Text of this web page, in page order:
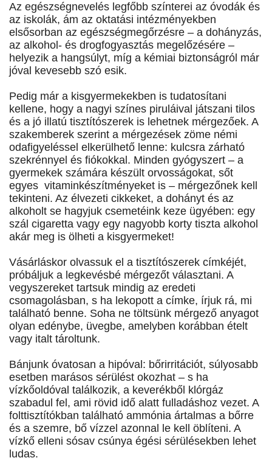
Az egészségnevelés legfőbb színterei az óvodák és
az iskolák, ám az oktatási intézményekben
elsősorban az egészségmegőrzésre – a dohányzás,
az alkohol- és drogfogyasztás megelőzésére –
helyezik a hangsúlyt, míg a kémiai biztonságról már
jóval kevesebb szó esik.
Pedig már a kisgyermekekben is tudatosítani
kellene, hogy a nagyi színes piruláival játszani tilos
és a jó illatú tisztítószerek is lehetnek mérgezőek. A
szakemberek szerint a mérgezések zöme némi
odafigyeléssel elkerülhető lenne: kulcsra zárható
szekrénnyel és fiókokkal. Minden gyógyszert – a
gyermekek számára készült orvosságokat, sőt
egyes vitaminkészítményeket is – mérgezőnek kell
tekinteni. Az élvezeti cikkeket, a dohányt és az
alkoholt se hagyjuk csemetéink keze ügyében: egy
szál cigaretta vagy egy nagyobb korty tiszta alkohol
akár meg is ölheti a kisgyermeket!
Vásárláskor olvassuk el a tisztítószerek címkéjét,
próbáljuk a legkevésbé mérgezőt választani. A
vegyszereket tartsuk mindig az eredeti
csomagolásban, s ha lekopott a címke, írjuk rá, mi
található benne. Soha ne töltsünk mérgező anyagot
olyan edénybe, üvegbe, amelyben korábban ételt
vagy italt tároltunk.
Bánjunk óvatosan a hipóval: bőrirritációt, súlyosabb
esetben marásos sérülést okozhat – s ha
vízkőoldóval találkozik, a keverékből klórgáz
szabadul fel, ami rövid idő alatt fulladáshoz vezet. A
folttisztítókban található ammónia ártalmas a bőrre
és a szemre, bő vízzel azonnal le kell öblíteni. A
vízkő elleni sósav csúnya égési sérülésekben lehet
ludas.